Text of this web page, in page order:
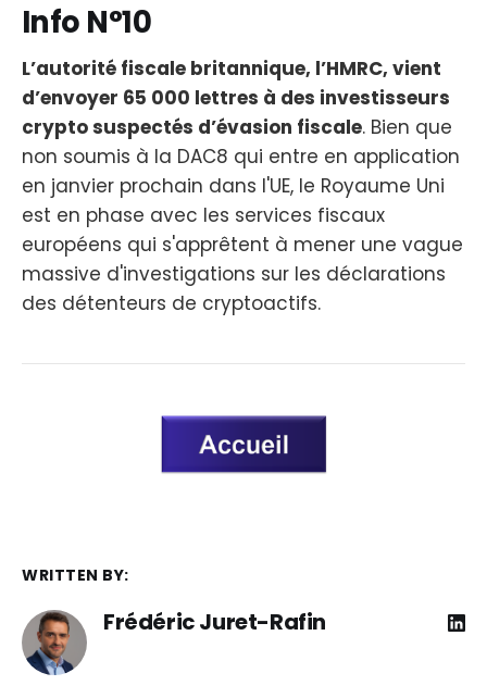
Info N°10
L’autorité fiscale britannique, l’HMRC, vient
d’envoyer 65 000 lettres à des investisseurs
crypto suspectés d’évasion fiscale. Bien que
non soumis à la DAC8 qui entre en application
en janvier prochain dans l'UE, le Royaume Uni
est en phase avec les services fiscaux
européens qui s'apprêtent à mener une vague
massive d'investigations sur les déclarations
des détenteurs de cryptoactifs.
WRITTEN BY:
Frédéric Juret-Rafin